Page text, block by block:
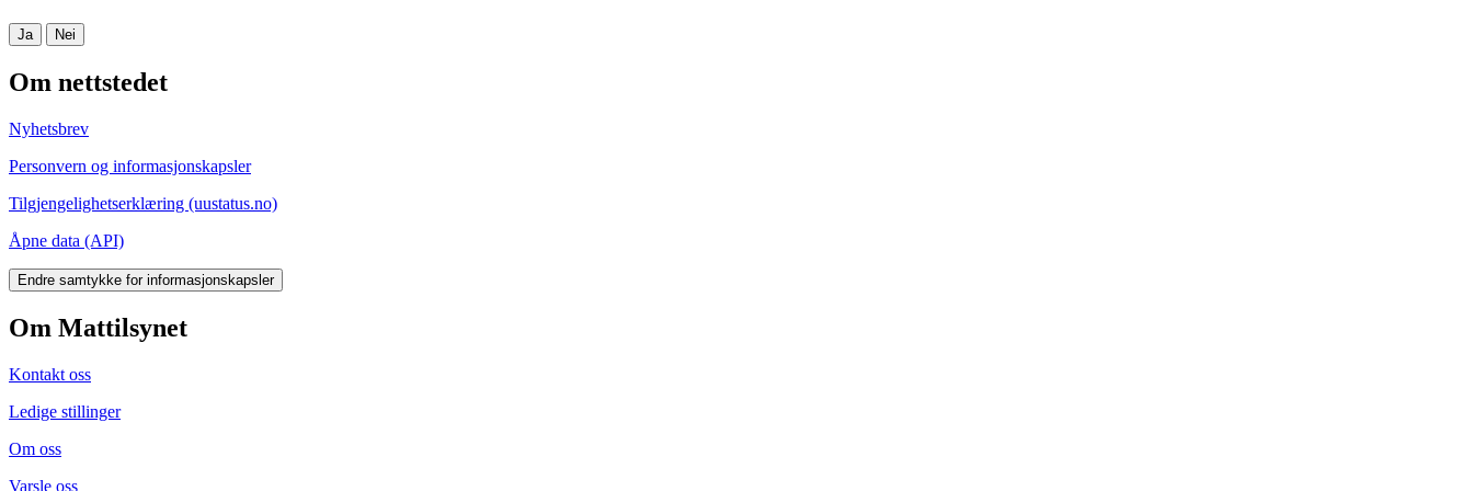
Ja Nei
Om nettstedet
Nyhetsbrev
Personvern og informasjonskapsler
Tilgjengelighetserklæring (uustatus.no)
Åpne data (API)
Endre samtykke for informasjonskapsler
Om Mattilsynet
Kontakt oss
Ledige stillinger
Om oss
Varsle oss